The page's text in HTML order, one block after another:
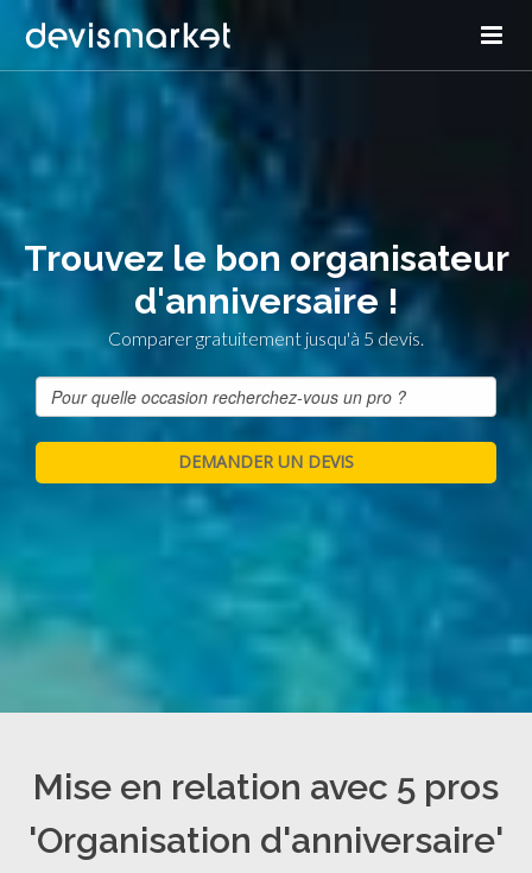
Trouvez le bon organisateur
d'anniversaire !
Comparer gratuitement jusqu'à 5 devis.
Mise en relation avec 5 pros
'Organisation d'anniversaire'